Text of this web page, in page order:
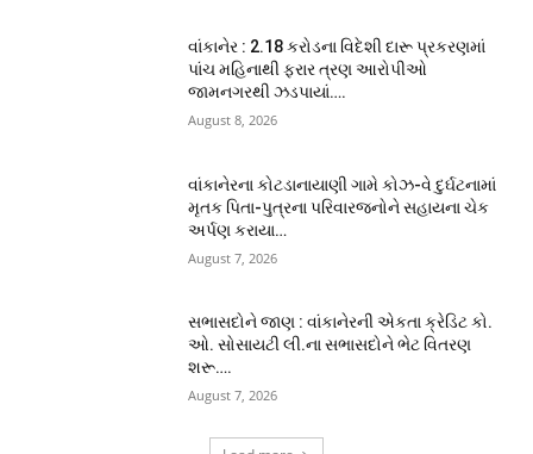
વાંકાનેર : 2.18 કરોડના વિદેશી દારૂ પ્રકરણમાં
પાંચ મહિનાથી ફરાર ત્રણ આરોપીઓ
જામનગરથી ઝડપાયાં….
August 8, 2026
વાંકાનેરના કોટડાનાયાણી ગામે કોઝ-વે દુર્ઘટનામાં
મૃતક પિતા-પુત્રના પરિવારજનોને સહાયના ચેક
અર્પણ કરાયા…
August 7, 2026
સભાસદોને જાણ : વાંકાનેરની એકતા ક્રેડિટ કો.
ઓ. સોસાયટી લી.ના સભાસદોને ભેટ વિતરણ
શરૂ….
August 7, 2026